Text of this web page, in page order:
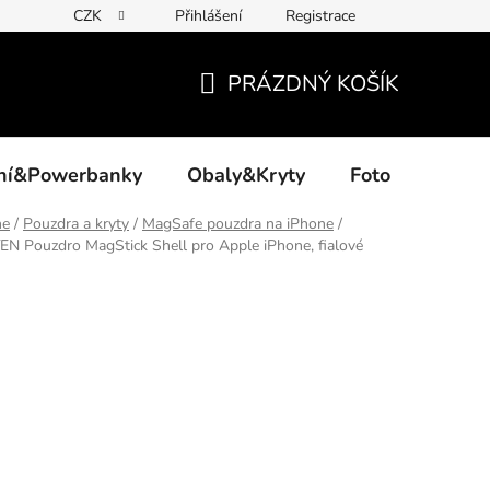
CZK Přihlášení Registrace
KOŠÍK
PRÁZDNÝ KOŠÍK
Obaly&Kryty Foto
/ Pouzdra a kryty / MagSafe pouzdra na iPhone /
Pouzdro MagStick Shell pro Apple iPhone, fialové